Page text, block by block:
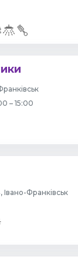
– 15:00
Франківськ